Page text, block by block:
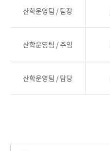
산학운영팀 / 팀장
산학운영팀 / 주임
산학운영팀 / 담당